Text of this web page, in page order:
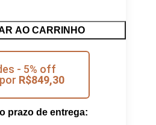
AO CARRINHO
- 5% off
por R$849,30
prazo de entrega: